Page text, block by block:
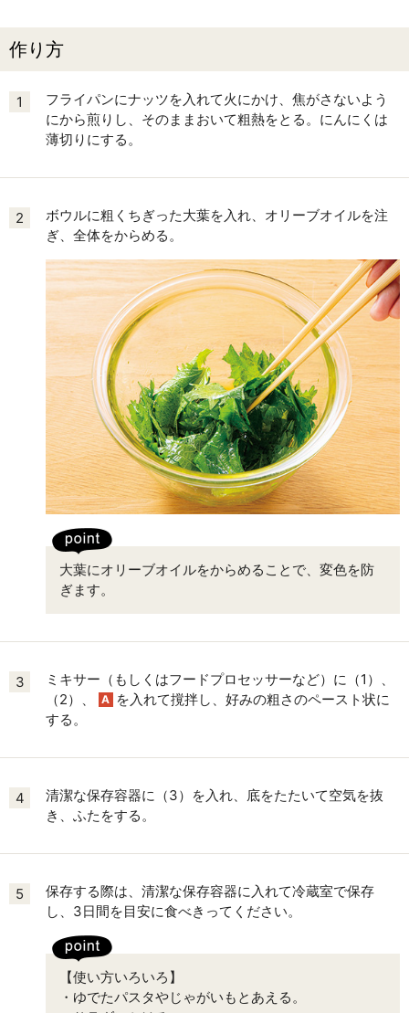
作り方
1
フライパンにナッツを入れて火にかけ、焦がさないよう
にから煎りし、そのままおいて粗熱をとる。にんにくは
薄切りにする。
2
ボウルに粗くちぎった大葉を入れ、オリーブオイルを注
ぎ、全体をからめる。
大葉にオリーブオイルをからめることで、変色を防
ぎます。
3
ミキサー（もしくはフードプロセッサーなど）に（1）、
（2）、
A を入れて撹拌し、好みの粗さのペースト状に
する。
4
清潔な保存容器に（3）を入れ、底をたたいて空気を抜
き、ふたをする。
5
保存する際は、清潔な保存容器に入れて冷蔵室で保存
し、3日間を目安に食べきってください。
【使い方いろいろ】
・ゆでたパスタやじゃがいもとあえる。